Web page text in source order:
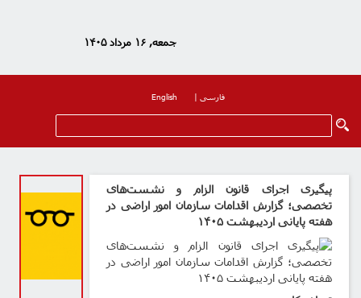
جمعه, ۱۶ مرداد ۱۴۰۵
فارسی |
English
پیگیری اجرای قانون الزام و نشست‌های
تخصصی؛ گزارش اقدامات سازمان امور اراضی در
هفته پایانی اردیبهشت ۱۴۰۵